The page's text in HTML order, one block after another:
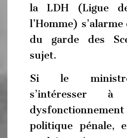
la LDH (Ligue
l’Homme)
du garde des
sujet.
Si le
s’intéresser
politique pénale,